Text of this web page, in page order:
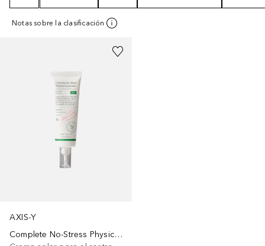
Notas sobre la clasificación
AXIS-Y
Complete No-Stress Physical Sunscreen V.3